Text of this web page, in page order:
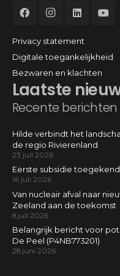
Laatste
Recente berichten
Hilde verbindt het
de regio Rivierenland
23 juli 2026
Eerste subsidie
16 juli 2026
Van nucleair afval naar
Zeeland aan de toekomst
8 juli 2026
Belangrijk bericht voor
De Peel (P4NB773201)
28 juni 2026
Privacy statement
Digitale toegankelijkheid
Bezwaren en klachten